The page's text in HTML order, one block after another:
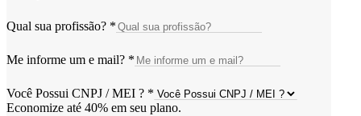
Qual sua profissão? *
Me informe um e mail? *
Você Possui CNPJ / MEI ? *
Economize até 40% em seu plano.